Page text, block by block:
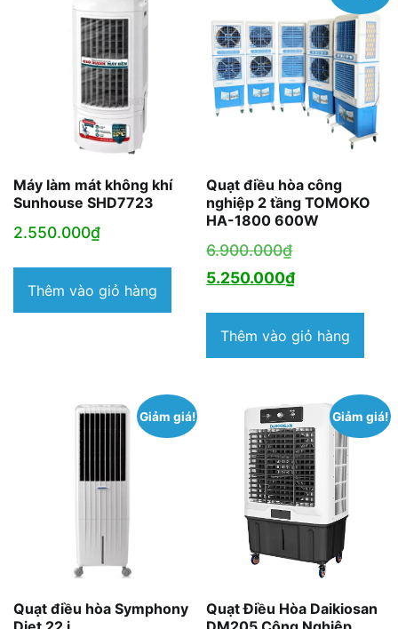
Máy làm mát không khí
Sunhouse SHD7723
2.550.000₫
Thêm vào giỏ hàng
Quạt điều hòa công
nghiệp 2 tầng TOMOKO
HA-1800 600W
6.900.000₫Giá
gốc
6.900.000₫.
5.250.000₫Giá
tại
là:
Thêm vào giỏ hàng
Giảm giá!
Quạt điều hòa Symphony
Giảm giá!
Quạt Điều Hòa Daikiosan